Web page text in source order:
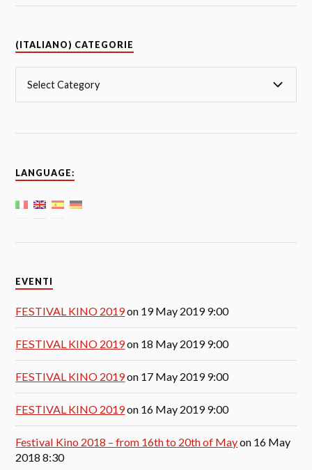
(ITALIANO) CATEGORIE
LANGUAGE:
EVENTI
FESTIVAL KINO 2019on 19 May 2019 9:00
FESTIVAL KINO 2019on 18 May 2019 9:00
FESTIVAL KINO 2019on 17 May 2019 9:00
FESTIVAL KINO 2019on 16 May 2019 9:00
Festival Kino 2018 – from 16th to 20th of Mayon 16 May
2018 8:30